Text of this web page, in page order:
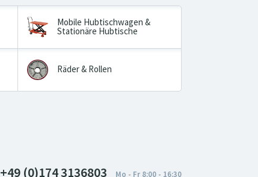
Mobile Hubtischwagen &
Stationäre Hubtische
Räder & Rollen
+49 (0)174 3136803